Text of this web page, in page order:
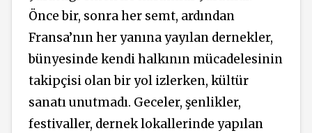
Önce bir, sonra her semt, ardından
Fransa’nın her yanına yayılan dernekler,
bünyesinde kendi halkının mücadelesinin
takipçisi olan bir yol izlerken, kültür
sanatı unutmadı. Geceler, şenlikler,
festivaller, dernek lokallerinde yapılan